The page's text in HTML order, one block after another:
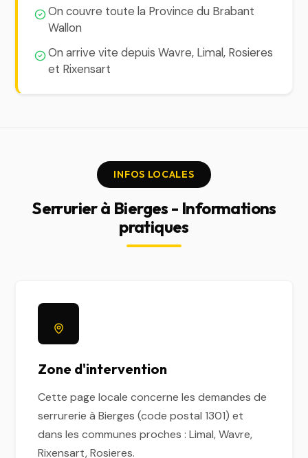
On couvre toute la Province du Brabant
Wallon
On arrive vite depuis Wavre, Limal, Rosieres
et Rixensart
INFOS LOCALES
Serrurier à Bierges - Informations
pratiques
Zone d'intervention
Cette page locale concerne les demandes de
serrurerie à Bierges (code postal 1301) et
dans les communes proches : Limal, Wavre,
Rixensart, Rosieres.